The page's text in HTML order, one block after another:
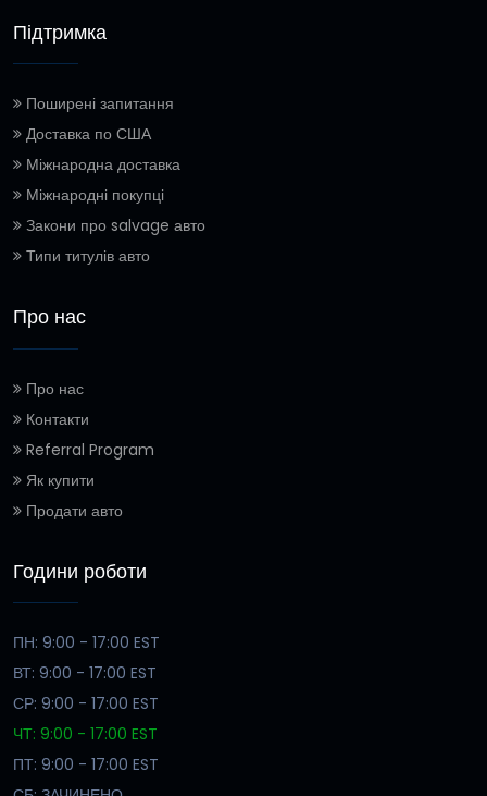
Підтримка
Поширені запитання
Доставка по США
Міжнародна доставка
Міжнародні покупці
Закони про salvage авто
Типи титулів авто
Про нас
Про нас
Контакти
Referral Program
Як купити
Продати авто
Години роботи
ПН: 9:00 - 17:00 EST
ВТ: 9:00 - 17:00 EST
СР: 9:00 - 17:00 EST
ЧТ: 9:00 - 17:00 EST
ПТ: 9:00 - 17:00 EST